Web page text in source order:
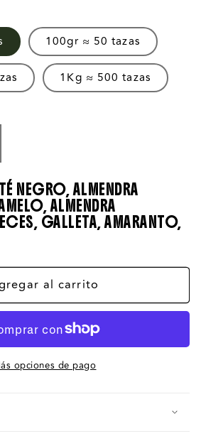
100gr ≈ 50 tazas
1Kg ≈ 500 tazas
TÉ NEGRO, ALMENDRA
ALMENDRA
GALLETA, AMARANTO,
al carrito
opciones de pago